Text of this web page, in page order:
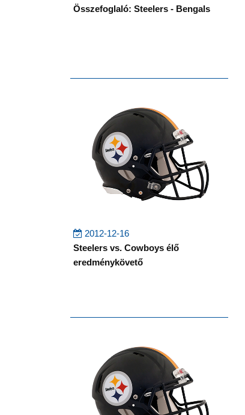
Összefoglaló: Steelers - Bengals
2012-12-16
Steelers vs. Cowboys élő
eredménykövető